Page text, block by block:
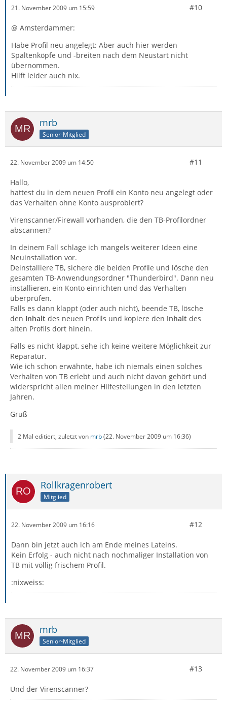
21. November 2009 um 15:59 #10
@ Amsterdammer:
Habe Profil neu angelegt: Aber auch hier werden
Spaltenköpfe und -breiten nach dem Neustart nicht
übernommen.
Hilft leider auch nix.
mrb
Senior-Mitglied
22. November 2009 um 14:50 #11
Hallo,
hattest du in dem neuen Profil ein Konto neu angelegt oder
das Verhalten ohne Konto ausprobiert?
Virenscanner/Firewall vorhanden, die den TB-Profilordner
abscannen?
In deinem Fall schlage ich mangels weiterer Ideen eine
Neuinstallation vor.
Deinstalliere TB, sichere die beiden Profile und lösche den
gesamten TB-Anwendungsordner "Thunderbird". Dann neu
installieren, ein Konto einrichten und das Verhalten
überprüfen.
Falls es dann klappt (oder auch nicht), beende TB, lösche
den Inhalt des neuen Profils und kopiere den Inhalt des
alten Profils dort hinein.
Falls es nicht klappt, sehe ich keine weitere Möglichkeit zur
Reparatur.
Wie ich schon erwähnte, habe ich niemals einen solches
Verhalten von TB erlebt und auch nicht davon gehört und
widerspricht allen meiner Hilfestellungen in den letzten
Jahren.
Gruß
2 Mal editiert, zuletzt von mrb(22. November 2009 um 16:36)
Rollkragenrobert
Mitglied
22. November 2009 um 16:16 #12
Dann bin jetzt auch ich am Ende meines Lateins.
Kein Erfolg - auch nicht nach nochmaliger Installation von
TB mit völlig frischem Profil.
:nixweiss:
mrb
Senior-Mitglied
22. November 2009 um 16:37 #13
Und der Virenscanner?